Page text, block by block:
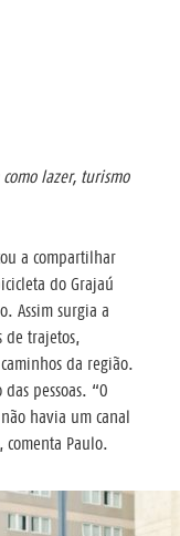
lazer, turismo
a compartilhar
do Grajaú
Assim surgia a
de trajetos,
da região.
pessoas. “O
havia um canal
comenta Paulo.